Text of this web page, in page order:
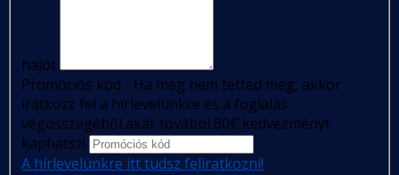
hajót
Promóciós kód - Ha még nem tetted meg, akkor
iratkozz fel a hírlevelünkre és a foglalás
végösszegéből akár további 80€ kedvezményt
kaphatsz!
A hírlevelünkre itt tudsz feliratkozni!